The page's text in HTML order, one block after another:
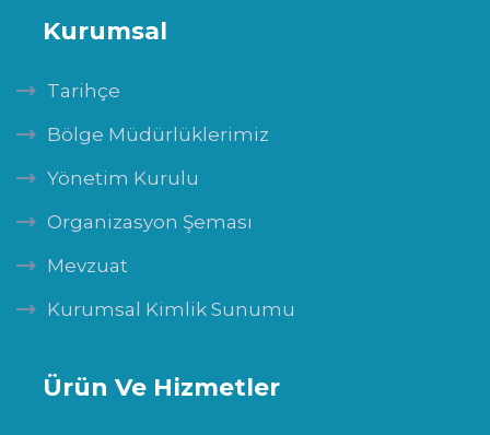
Kurumsal
Tarihçe
Bölge Müdürlüklerimiz
Yönetim Kurulu
Organizasyon Şeması
Mevzuat
Kurumsal Kimlik Sunumu
Ürün Ve Hizmetler